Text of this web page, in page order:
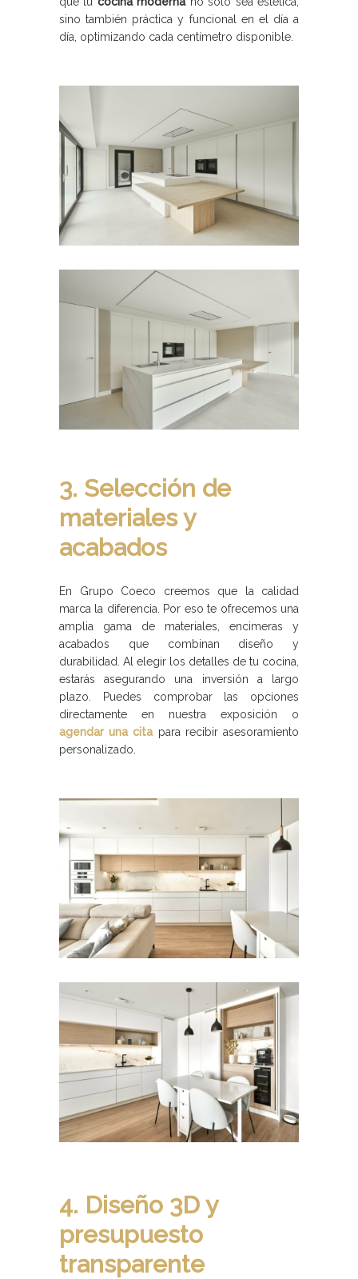
sino también práctica y funcional en el día a
día, optimizando cada centímetro disponible.
3. Selección de
materiales y
acabados
En Grupo Coeco creemos que la calidad
marca la diferencia. Por eso te ofrecemos una
amplia gama de materiales, encimeras y
acabados que combinan diseño y
durabilidad. Al elegir los detalles de tu cocina,
estarás asegurando una inversión a largo
plazo. Puedes comprobar las opciones
directamente en nuestra exposición o
agendar una citapara recibir asesoramiento
personalizado.
4. Diseño 3D y
presupuesto
transparente